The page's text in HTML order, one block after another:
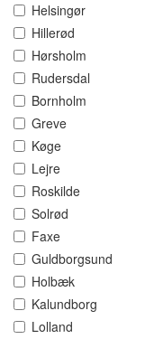
Helsingør
Hillerød
Hørsholm
Rudersdal
Bornholm
Greve
Køge
Lejre
Roskilde
Solrød
Faxe
Guldborgsund
Holbæk
Kalundborg
Lolland